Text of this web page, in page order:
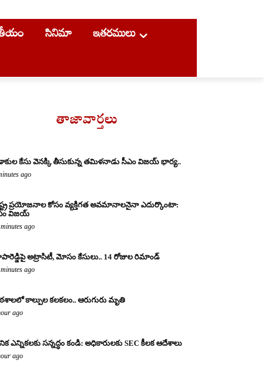
సినిమా ఇతరములు
తాజావార్తలు
కేసు వెనక్కి తీసుకున్న తమిళనాడు సీఎం విజయ్ భార్య..
ago
ప్రయోజనాల కోసం వ్యక్తిగత అవమానాలనైనా ఎదుర్కొంటా:
విజయ్
ago
అట్రాసిటీ, మోసం కేసులు.. 14 రోజుల రిమాండ్
ago
కాల్పుల కలకలం.. ఆరుగురు మృతి
ago
ఎన్నికలకు సన్నద్ధం కండి: అధికారులకు SEC కీలక ఆదేశాలు
ago